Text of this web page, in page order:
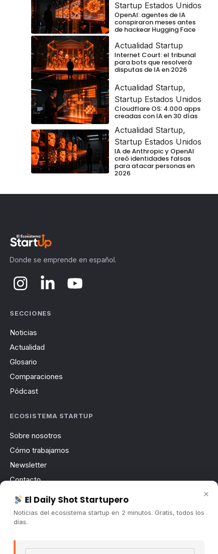
Startup Estados Unidos
OpenAI: agentes de IA
conspiraron meses antes
de hackear Hugging Face
Actualidad Startup
Internet Court: el tribunal
para bots que resolverá
disputas de IA en 2026
Actualidad Startup,
Startup Estados Unidos
Cloudflare OS: 4.000 apps
creadas con IA en 30 días
Actualidad Startup,
Startup Estados Unidos
IA de Anthropic y OpenAI
creó identidades falsas
para atacar personas en
2026
Donde se emprende en español.
SECCIONES
Noticias
Actualidad
Glosario
Comparaciones
Pódcast
ECOSISTEMA STARTUP
Sobre nosotros
Cómo trabajamos
Newsletter
Contacto
Publicidad
Convocatorias
×
El Daily Shot Startupero
Noticias del ecosistema startup en 2 minutos. Gratis, todos los
días.